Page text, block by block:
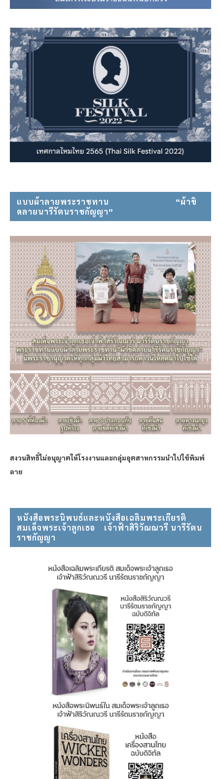
แบบผ้าลายพระราชทาน⠀⠀⠀⠀⠀⠀⠀⠀⠀⠀ “ผ้าขิ
ดลายนารีรัตนราชกัญญา”
สงวนสิทธิ์ไม่อนุญาตให้โรงงานและกลุ่มอุตสาหกรรมนำไปใช้พิมพ์
ลาย
หนังสือพระนิพนธ์และหนังสือเฉลิมพระเกียรติ
สมเด็จพระเจ้าลูกเธอ⠀ เจ้าฟ้าสิริวัณณวรี นารีรัตน
ราชกัญญา